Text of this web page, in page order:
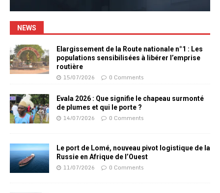
NEWS
Elargissement de la Route nationale n°1 : Les
populations sensibilisées à libérer l’emprise
routière
15/07/2026 0 Comments
Evala 2026 : Que signifie le chapeau surmonté
de plumes et qui le porte ?
14/07/2026 0 Comments
Le port de Lomé, nouveau pivot logistique de la
Russie en Afrique de l’Ouest
11/07/2026 0 Comments